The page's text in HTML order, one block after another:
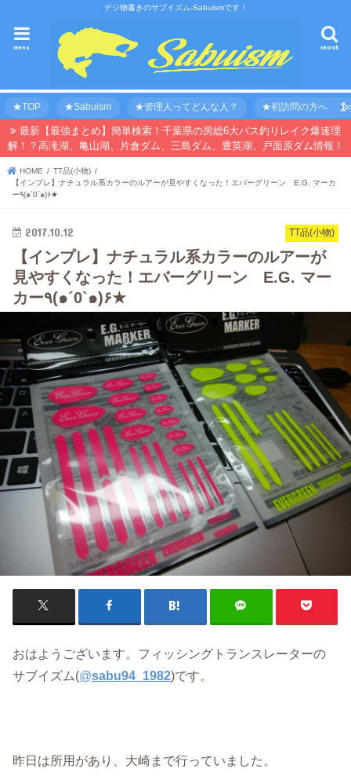
デジ物書きのサブイズム-Sabuismです！
search
menu
★TOP ★Sabuism ★管理人ってどんな人？ ★初訪問の方へ 【
最新【最強まとめ】簡単検索！千葉県の房総6大バス釣りレイク爆速理
解！？高滝湖、亀山湖、片倉ダム、三島ダム、豊英湖、戸面原ダム情報！
HOME
TT品(小物)
【インプレ】ナチュラル系カラーのルアーが見やすくなった！エバーグリーン E.G. マーカ
ー٩(๑´0`๑)۶★
TT品(小物)
2017.10.12
【インプレ】ナチュラル系カラーのルアーが
見やすくなった！エバーグリーン E.G. マー
カー٩(๑´0`๑)۶★
おはようございます。フィッシングトランスレーターの
サブイズム(@sabu94_1982)です。
昨日は所用があり、大崎まで行っていました。